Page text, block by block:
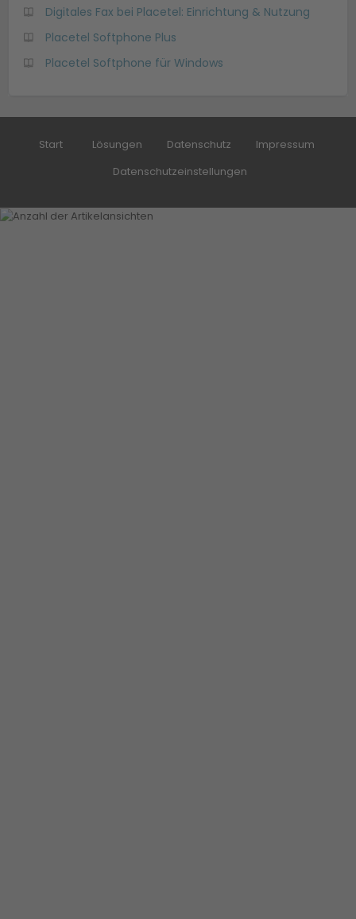
Digitales Fax bei Placetel: Einrichtung & Nutzung
Placetel Softphone Plus
Placetel Softphone für Windows
Start Lösungen Datenschutz
Impressum
Datenschutzeinstellungen